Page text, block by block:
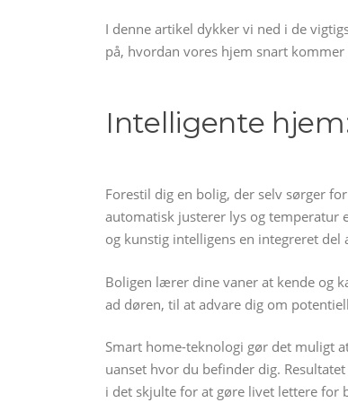
I denne artikel dykker vi ned i de
på, hvordan vores hjem snart
Intelligente
Forestil dig en bolig, der selv sørger
automatisk justerer lys og temperatur
og kunstig intelligens en integreret del
Boligen lærer dine vaner at kende og
ad døren, til at advare dig om
Smart home-teknologi gør det muligt
uanset hvor du befinder dig.
i det skjulte for at gøre livet lettere for